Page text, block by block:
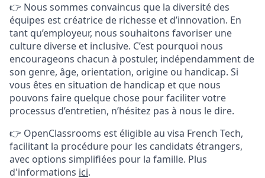
👉 Nous sommes convaincus que la diversité des
équipes est créatrice de richesse et d’innovation. En
tant qu’employeur, nous souhaitons favoriser une
culture diverse et inclusive. C’est pourquoi nous
encourageons chacun à postuler, indépendamment de
son genre, âge, orientation, origine ou handicap. Si
vous êtes en situation de handicap et que nous
pouvons faire quelque chose pour faciliter votre
processus d’entretien, n’hésitez pas à nous le dire.
👉 OpenClassrooms est éligible au visa French Tech,
facilitant la procédure pour les candidats étrangers,
avec options simplifiées pour la famille. Plus
d'informations ici.